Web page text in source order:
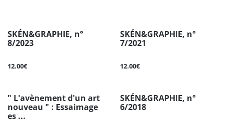
SKÉN&GRAPHIE, n°
8/2023
12.00€
SKÉN&GRAPHIE, n°
7/2021
12.00€
" L'avènement d'un art
nouveau " : Essaimage
es ...
SKÉN&GRAPHIE, n°
6/2018